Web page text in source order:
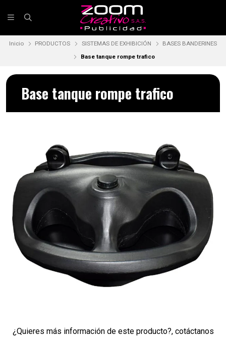
Inicio PRODUCTOS SISTEMAS DE EXHIBICIÓN
BASES BANDERINES
Base tanque rompe trafico
Base tanque rompe trafico
¿Quieres más información de este producto?, cotáctanos